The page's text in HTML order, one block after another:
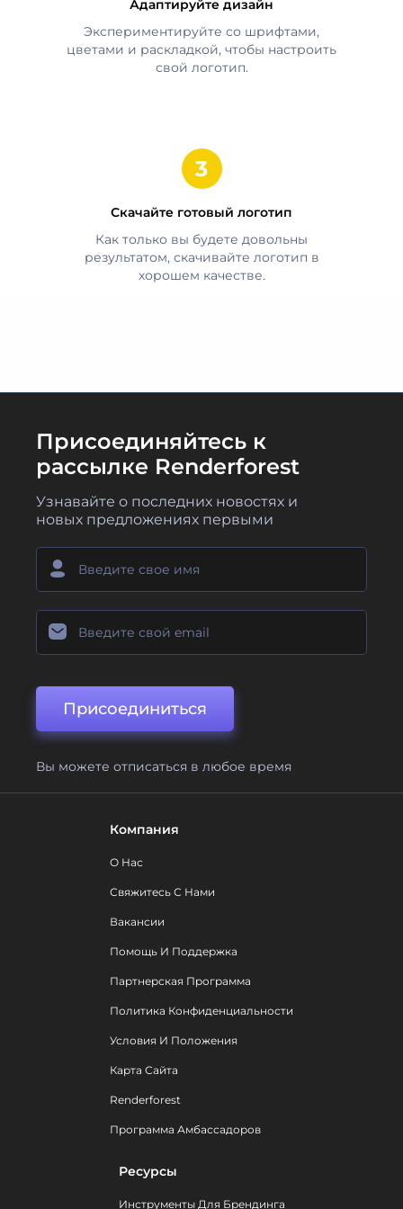
Адаптируйте дизайн
Экспериментируйте со шрифтами,
цветами и раскладкой, чтобы настроить
свой логотип.
Скачайте готовый логотип
Как только вы будете довольны
результатом, скачивайте логотип в
хорошем качестве.
Присоединяйтесь к
рассылке Renderforest
Узнавайте о последних новостях и
новых предложениях первыми
Присоединиться
Вы можете отписаться в любое время
Компания
О Нас
Свяжитесь С Нами
Вакансии
Помощь И Поддержка
Партнерская Программа
Политика Конфиденциальности
Условия И Положения
Карта Сайта
Renderforest
Программа Амбассадоров
Ресурсы
Инструменты Для Брендинга